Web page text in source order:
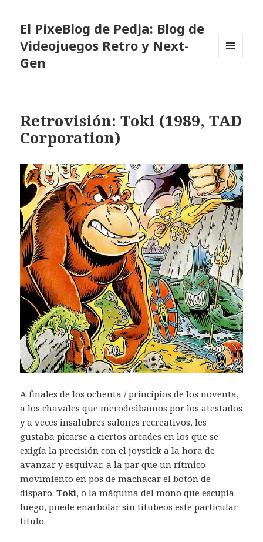
El PixeBlog de Pedja: Blog de
Videojuegos Retro y Next-
Gen
Retrovisión: Toki (1989, TAD
Corporation)
A finales de los ochenta / principios de los noventa,
a los chavales que merodeábamos por los atestados
y a veces insalubres salones recreativos, les
gustaba picarse a ciertos arcades en los que se
exigía la precisión con el joystick a la hora de
avanzar y esquivar, a la par que un rítmico
movimiento en pos de machacar el botón de
disparo.Toki, o la máquina del mono que escupía
fuego, puede enarbolar sin titubeos este particular
título.